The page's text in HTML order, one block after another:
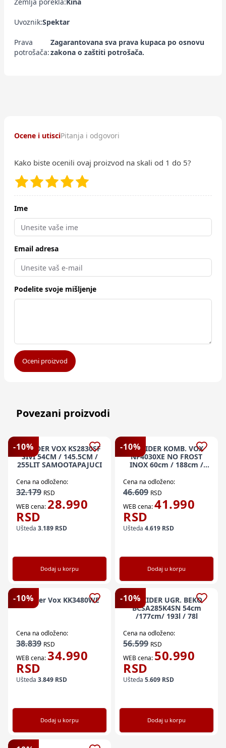
Uvoznik:Spektar
Prava
potrošača:
Zagarantovana sva prava kupaca po osnovu
zakona o zaštiti potrošača.
Ocene i utisciPitanja i odgovori
Kako biste ocenili ovaj proizvod na skali od 1 do 5?
Ime
Email adresa
Podelite svoje mišljenje
Oceni proizvod
Povezani proizvodi
-10%
FRIZIDER VOX KS2830SF
SIVI 54CM / 145.5CM /
255LIT SAMOOTAPAJUCI
Cena na odloženo:
32.179 RSD
WEB cena: 28.990
RSD
Ušteda 3.189 RSD
Dodaj u korpu
-10%
FRIZIDER KOMB. VOX
NF4030XE NO FROST
INOX 60cm / 188cm /
Cena na odloženo:
46.609 RSD
WEB cena:41.990
RSD
Ušteda 4.619 RSD
Dodaj u korpu
-10%
Frižider Vox KK3480WE
Cena na odloženo:
38.839 RSD
WEB cena:34.990
RSD
Ušteda 3.849 RSD
Dodaj u korpu
-10%
FRIZIDER UGR. BEKO
BCSA285K4SN 54cm
/177cm/ 193l / 78l
Cena na odloženo:
56.599 RSD
WEB cena: 50.990
RSD
Ušteda 5.609 RSD
Dodaj u korpu